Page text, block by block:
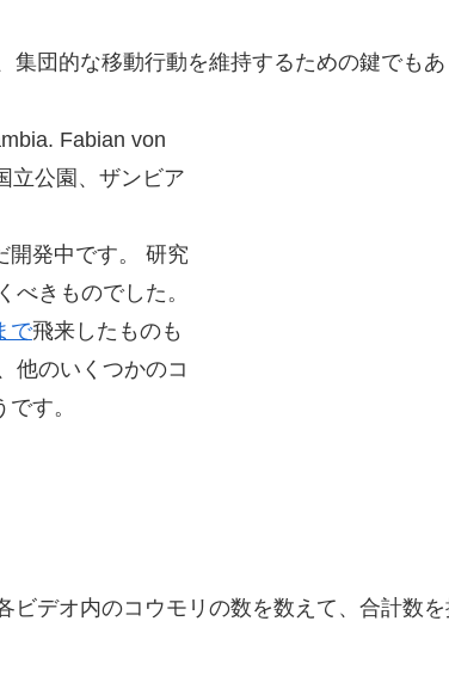
団的な移動行動を維持するための鍵でもあ
Fabian von
立公園、ザンビア
開発中です。 研究
べきものでした。
で飛来したものも
他のいくつかのコ
です。
デオ内のコウモリの数を数えて、合計数